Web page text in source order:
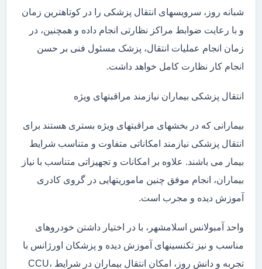
شبانه روز، سرویسهای انتقال پزشکی را در کوتاهترین زمان
و با رعایت ضوابط مراکز نظارتی انجام داده و همچنین، در
زمان انجام عملیات انتقال، پزشک مسئول فنی بر حسن
انجام کار نظارت کامل خواهد داشت.
انتقال پزشکی بیماران نیازمند مراقبتهای ویژه
بیمارانی که در بخشهای مراقبتهای ویژه بستری هستند برای
انتقال پزشکی نیازمند امکاناتی متفاوت و متناسب شرایط
بیمار می باشند. علاوه بر امکانات و تجهیزاتی متناسب با نیاز
بیماران، انجام موفق چنین ماموریتهایی در گروی کادری
آموزش دیده و مجرب است.
واحد آمبولانس اسلامشهر، با در اختیار داشتن خودروهای
مناسب و نیز تکنسینهای آموزش دیده و پزشکان اورژانس با
تجربه و دانش روز، امکان انتقال بیماران در شرایط CCU،